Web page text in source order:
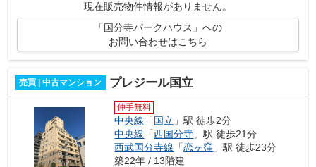
現在販売物件情報がありません。
「国分寺パークハウス」への
お問い合わせはこちら
売買 | 中古マンション プレジール国立
仲手無料
中央線 「国立 」駅 徒歩2分
中央線 「西国分寺 」駅 徒歩21分
西武国分寺線 「恋ヶ窪 」駅 徒歩23分
築22年 / 13階建